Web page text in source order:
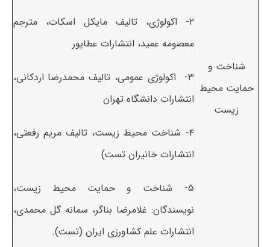
شناخت و
حمایت محیط
زیست
۲- اکولوژی، تالیف مایکل اسکات، مترجم
معصومه عمید، انتشارات عطاپور
۳-
اکولوژی عمومی، تالیف محمدرضا اردکانی،
انتشارات دانشگاه تهران
۴- شناخت محیط زیست، تالیف مریم رفعتی،
انتشارات خانیران تست)
۵- شناخت و حمایت محیط زیست،
نویسندگان: غلامرضا بناگر، سمانه گل محمدی،
انتشارات علم کشاورزی ایران (تست).